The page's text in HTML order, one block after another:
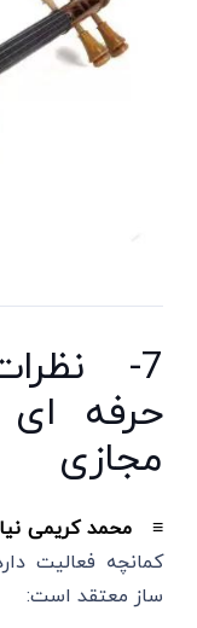
7-
حرفه
مجازی
≡ محمد کریمی نیا
کمانچه فعالیت
ساز معتقد است: